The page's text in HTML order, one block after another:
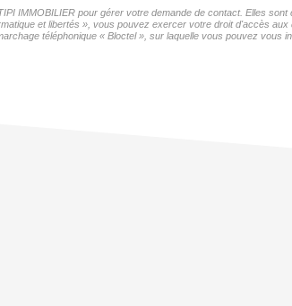
IMMOBILIER pour gérer votre demande de contact. Elles
et libertés », vous pouvez exercer votre droit d'accès
téléphonique « Bloctel », sur laquelle vous pouvez vous